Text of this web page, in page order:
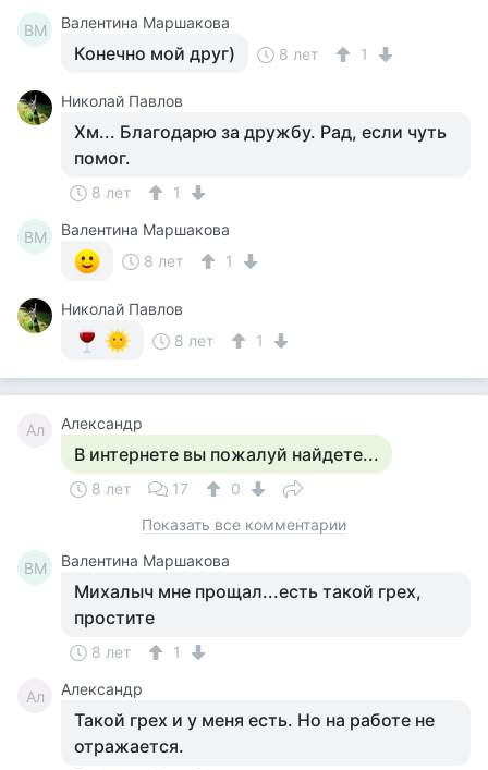
ВМ Валентина Маршакова
Конечно мой друг) 8 лет 1
Николай Павлов
Хм... Благодарю за дружбу. Рад, если чуть
помог.
8 лет 1
ВМ
Валентина Маршакова
8 лет
1
Николай Павлов
8 лет
1
Ал Александр
В интернете вы пожалуй найдете...
8 лет 17
0
Показать все комментарии
ВМ Валентина Маршакова
Михалыч мне прощал...есть такой грех,
простите
8 лет 1
Ал Александр
Такой грех и у меня есть. Но на работе не
отражается.